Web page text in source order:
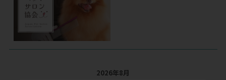
2026年8月